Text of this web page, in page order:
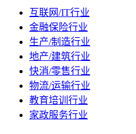
互联网/IT行业
金融保险行业
生产/制造行业
地产/建筑行业
快消/零售行业
物流/运输行业
教育培训行业
家政服务行业